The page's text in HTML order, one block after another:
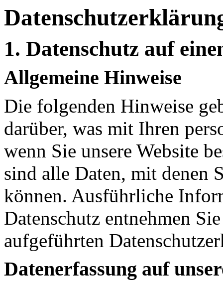
1. Datenschutz auf
Allgemeine Hinweise
Die folgenden Hinweise
darüber, was mit Ihren
wenn Sie unsere Website
sind alle Daten, mit denen
können. Ausführliche
Datenschutz entnehmen
aufgeführten
Datenerfassung auf